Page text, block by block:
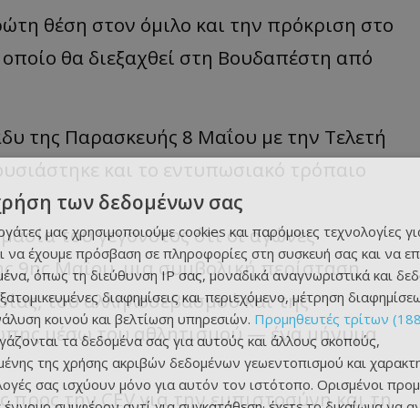
θέση στον όμιλο και την πρόκριση στο
θα διεξαχθεί στη Βουδαπέστη από
της Παρασκευής 8 Μαΐου με την Τελετή
και το εντυπωσιακό τρόπαιο
του γεγονότος ότι οι αγώνες
9ης Μαΐου, μια συμβολική περίσταση
του αλληλοσεβασμού και της
μέσω του αθλητισμού — ένα μήνυμα
την CEV για την εμπιστοσύνη και τη
των δεδομένων σας
μας χρησιμοποιούμε cookies και παρόμοιες τεχνολογίες
να έχουμε πρόσβαση σε πληροφορίες στη συσκευή σας και να
όπως τη διεύθυνση IP σας, μοναδικά αναγνωριστικά και
διαφημίσεις και περιεχόμενο, μέτρηση
κοινού και βελτίωση υπηρεσιών. Προμηθευτές τρίτων
τα δεδομένα σας για αυτούς και άλλους σκοπούς,
της χρήσης ακριβών δεδομένων γεωεντοπισμού και
σας ισχύουν μόνο για αυτόν τον ιστότοπο. Ορισμένοι